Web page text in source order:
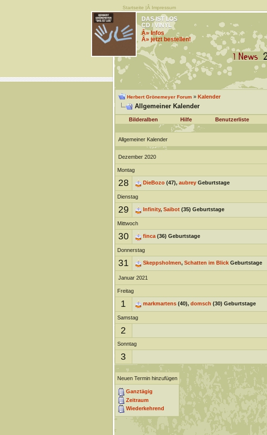
Startseite |Â Impressum
DAS IST LOS
CD / VINYL
Â» Infos
Â» jetzt bestellen!
Herbert Grönemeyer Forum» Kalender
Allgemeiner Kalender
Bilderalben Hilfe Benutzerliste
Allgemeiner Kalender
Dezember 2020
Montag
28 DieBozo(47), aubreyGeburtstage
Dienstag
29 Infinity, Saibot(35) Geburtstage
Mittwoch
30 finca(36) Geburtstage
Donnerstag
31 Skeppsholmen, Schatten im BlickGeburtstage
Januar 2021
Freitag
1 markmartens(40), domsch (30) Geburtstage
Samstag
2
Sonntag
3
Neuen Termin hinzufügen
Ganztägig
Zeitraum
Wiederkehrend